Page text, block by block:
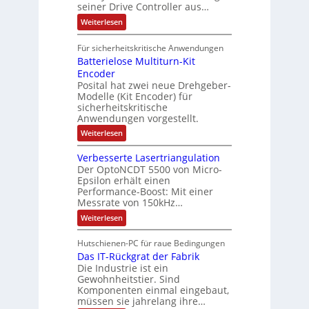
m
a
t
i
o
g
e
w
ä
h
t
s
k
ä
f
t
e
e
r
A
z
t
e
l
e
r
ä
l
t
S
c
h
u
t
z
l
a
c
k
b
e
s
c
i
c
h
t
u
seiner Drive Controller aus…
Weiterlesen:
S
n
s
l
o
s
e
F
a
n
g
s
c
h
a
l
u
n
g
Für sicherheitskritische Anwendungen
Batterielose Multiturn-Kit
Encoder
Posital hat zwei neue Drehgeber-
Modelle (Kit Encoder) für
sicherheitskritische
Anwendungen vorgestellt.
Weiterlesen:
B
t
t
e
r
i
e
l
o
e
M
u
l
t
i
t
Verbesserte Lasertriangulation
Der OptoNCDT 5500 von Micro-
Epsilon erhält einen
Performance-Boost: Mit einer
Messrate von 150kHz…
Weiterlesen:
V
r
b
e
s
s
e
r
Hutschienen-PC für raue Bedingungen
Das IT-Rückgrat der Fabrik
Die Industrie ist ein
Gewohnheitstier. Sind
Komponenten einmal eingebaut,
müssen sie jahrelang ihre…